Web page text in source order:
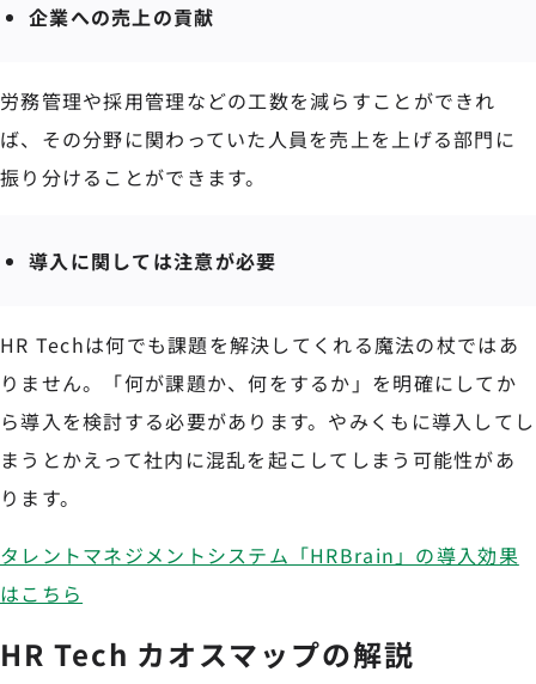
企業への売上の貢献
労務管理や採用管理などの工数を減らすことができれ
ば、その分野に関わっていた人員を売上を上げる部門に
振り分けることができます。
導入に関しては注意が必要
HR Techは何でも課題を解決してくれる魔法の杖ではあ
りません。「何が課題か、何をするか」を明確にしてか
ら導入を検討する必要があります。やみくもに導入してし
まうとかえって社内に混乱を起こしてしまう可能性があ
ります。
タレントマネジメントシステム「HRBrain」の導入効果
はこちら
HR Tech カオスマップの解説